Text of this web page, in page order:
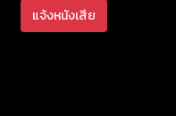
แจ้งหนังเสีย